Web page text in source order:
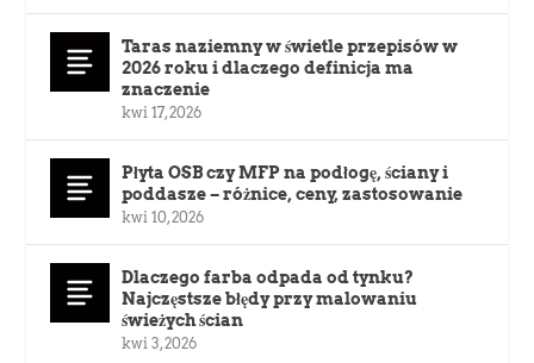
Taras naziemny w świetle przepisów w
2026 roku i dlaczego definicja ma
znaczenie
kwi 17, 2026
Płyta OSB czy MFP na podłogę, ściany i
poddasze – różnice, ceny, zastosowanie
kwi 10, 2026
Dlaczego farba odpada od tynku?
Najczęstsze błędy przy malowaniu
świeżych ścian
kwi 3, 2026